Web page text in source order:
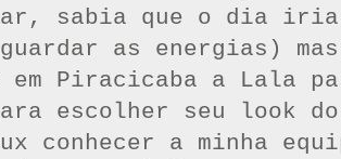
sabia que o dia
as energias)
em Piracicaba a Lala
escolher seu look
conhecer a minha